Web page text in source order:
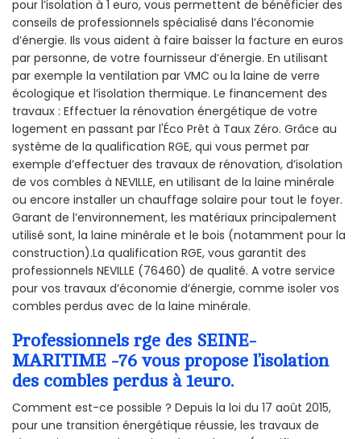
pour l’isolation à 1 euro, vous permettent de bénéficier des
conseils de professionnels spécialisé dans l’économie
d’énergie. Ils vous aident à faire baisser la facture en euros
par personne, de votre fournisseur d’énergie. En utilisant
par exemple la ventilation par VMC ou la laine de verre
écologique et l’isolation thermique. Le financement des
travaux : Effectuer la rénovation énergétique de votre
logement en passant par l'Éco Prêt à Taux Zéro. Grâce au
système de la qualification RGE, qui vous permet par
exemple d’effectuer des travaux de rénovation, d’isolation
de vos combles à NEVILLE, en utilisant de la laine minérale
ou encore installer un chauffage solaire pour tout le foyer.
Garant de l’environnement, les matériaux principalement
utilisé sont, la laine minérale et le bois (notamment pour la
construction).La qualification RGE, vous garantit des
professionnels NEVILLE (76460) de qualité. A votre service
pour vos travaux d’économie d’énergie, comme isoler vos
combles perdus avec de la laine minérale.
Professionnels rge des SEINE-
MARITIME -76 vous propose l’isolation
des combles perdus à 1euro.
Comment est-ce possible ? Depuis la loi du 17 août 2015,
pour une transition énergétique réussie, les travaux de